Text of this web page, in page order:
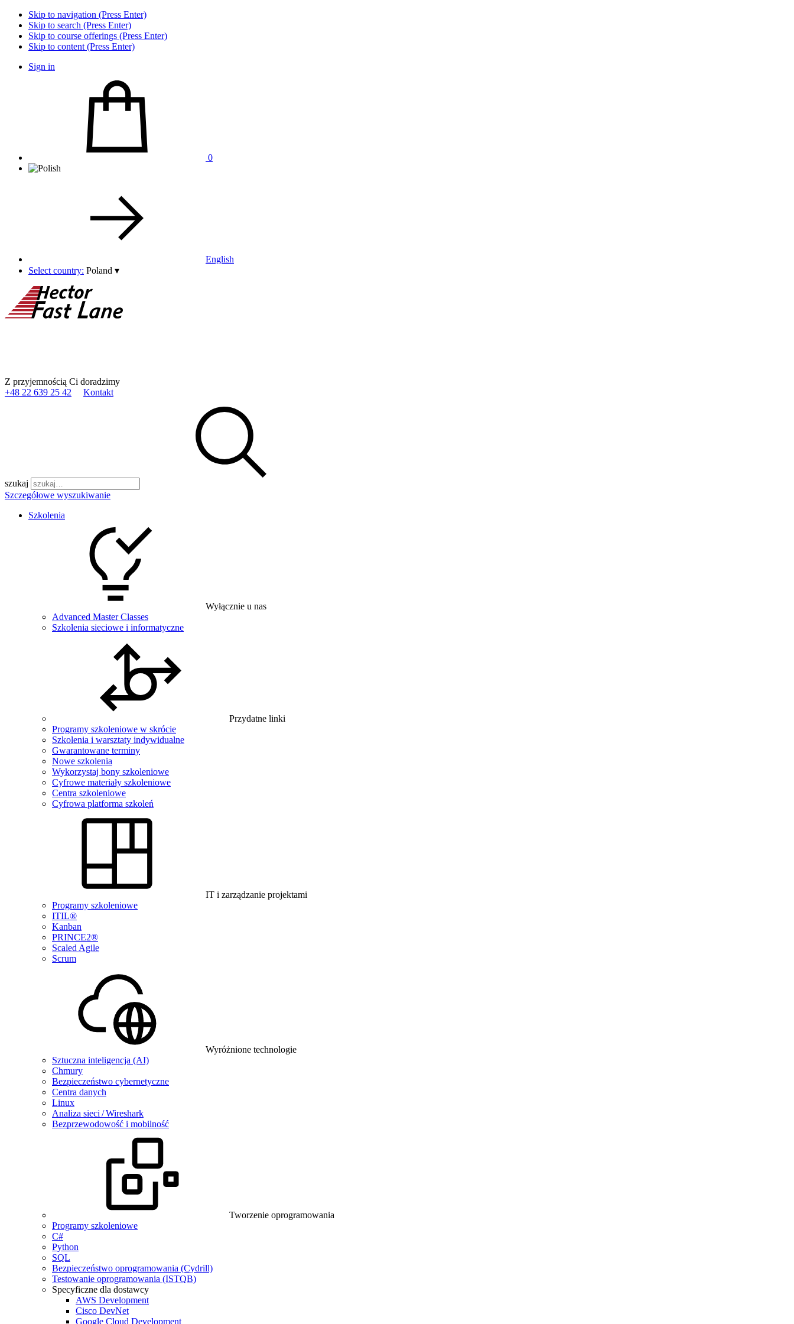
Skip to navigation (Press Enter)
Skip to search (Press Enter)
Skip to course offerings (Press Enter)
Skip to content (Press Enter)
Sign in
0
English
Select country: Poland ▾
Z przyjemnością Ci doradzimy
+48 22 639 25 42
Kontakt
szukaj
Szczegółowe wyszukiwanie
Szkolenia
Wyłącznie u nas
Advanced Master Classes
Szkolenia sieciowe i informatyczne
Przydatne linki
Programy szkoleniowe w skrócie
Szkolenia i warsztaty indywidualne
Gwarantowane terminy
Nowe szkolenia
Wykorzystaj bony szkoleniowe
Cyfrowe materiały szkoleniowe
Centra szkoleniowe
Cyfrowa platforma szkoleń
IT i zarządzanie projektami
Programy szkoleniowe
ITIL®
Kanban
PRINCE2®
Scaled Agile
Scrum
Wyróżnione technologie
Sztuczna inteligencja (AI)
Chmury
Bezpieczeństwo cybernetyczne
Centra danych
Linux
Analiza sieci / Wireshark
Bezprzewodowość i mobilność
Tworzenie oprogramowania
Programy szkoleniowe
C#
Python
SQL
Bezpieczeństwo oprogramowania (Cydrill)
Testowanie oprogramowania (ISTQB)
Specyficzne dla dostawcy
AWS Development
Cisco DevNet
Google Cloud Development